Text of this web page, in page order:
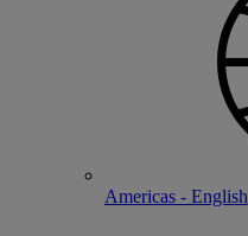
Americas - English